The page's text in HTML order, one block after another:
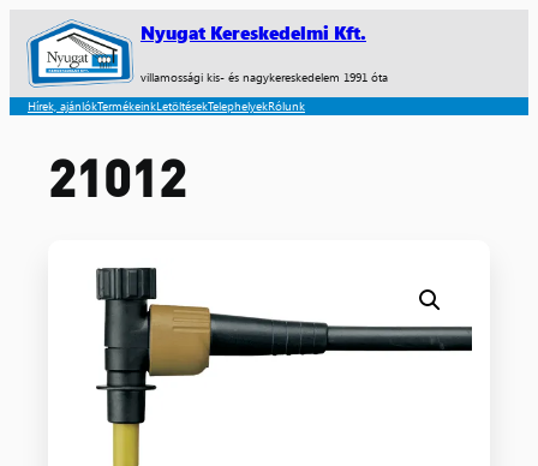
Nyugat Kereskedelmi Kft.
villamossági kis- és nagykereskedelem 1991 óta
Hírek, ajánlókTermékeinkLetöltésekTelephelyekRólunk
21012